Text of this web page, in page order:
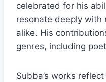
celebrated for his
resonate deeply with
alike. His
genres, including
Subba’s works